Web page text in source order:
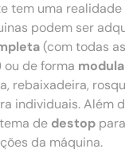
tem uma realidade
podem ser
(com todas
de forma
rebaixadeira,
individuais. Além
de destop
da máquina.